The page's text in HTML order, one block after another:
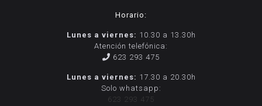
Horario:
Lunes a viernes: 10.30 a 13.30h
Atención telefónica:
623 293 475
Lunes a viernes: 17.30 a 20.30h
Solo whatsapp:
623 293 475